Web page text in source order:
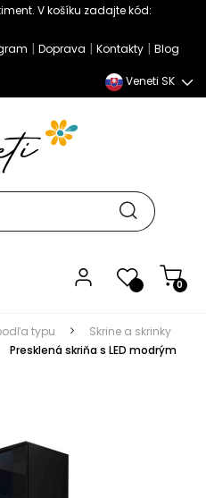
V košíku zadajte kód:
| Doprava | Kontakty | Blog
Veneti SK
0
typu
Skrine a skrinky
Presklená skriňa s LED modrým